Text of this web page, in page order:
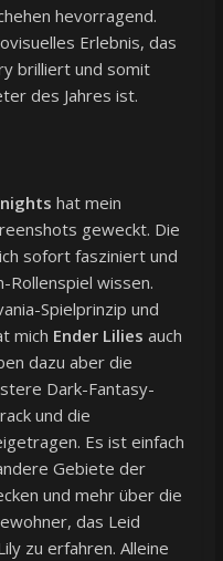
hevorragend.
Erlebnis, das
brilliert und somit
des Jahres ist.
hat mein
geweckt. Die
sofort fasziniert und
Rollenspiel wissen.
Spielprinzip und
mich Ender Lilies auch
dazu aber die
Dark-Fantasy-
und die
Es ist einfach
Gebiete der
und mehr über die
das Leid
zu erfahren. Alleine